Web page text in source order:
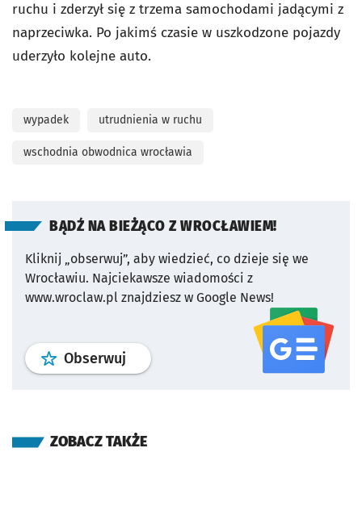
ruchu i zderzył się z trzema samochodami jadącymi z
naprzeciwka. Po jakimś czasie w uszkodzone pojazdy
uderzyło kolejne auto.
wypadek utrudnienia w ruchu
wschodnia obwodnica wrocławia
BĄDŹ NA BIEŻĄCO Z WROCŁAWIEM!
Kliknij „obserwuj”, aby wiedzieć, co dzieje się we
Wrocławiu. Najciekawsze wiadomości z
www.wroclaw.pl znajdziesz w Google News!
Obserwuj profil serwisu
ZOBACZ TAKŻE